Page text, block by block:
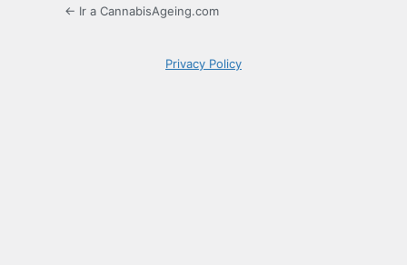
← Ir a CannabisAgeing.com
Privacy Policy